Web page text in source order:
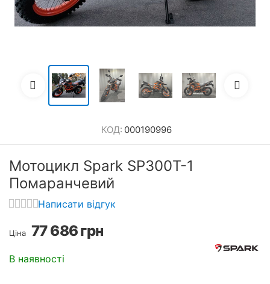
КОД: 000190996
Мотоцикл Spark SP300T-1
Помаранчевий
Написати відгук
Ціна 77 686грн
В наявності